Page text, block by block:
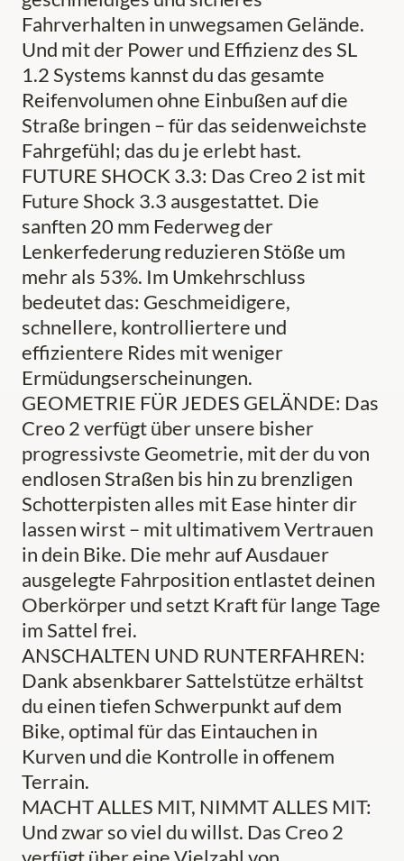
Fahrverhalten in unwegsamen Gelände.
Und mit der Power und Effizienz des SL
1.2 Systems kannst du das gesamte
Reifenvolumen ohne Einbußen auf die
Straße bringen – für das seidenweichste
Fahrgefühl; das du je erlebt hast.
FUTURE SHOCK 3.3: Das Creo 2 ist mit
Future Shock 3.3 ausgestattet. Die
sanften 20 mm Federweg der
Lenkerfederung reduzieren Stöße um
mehr als 53%. Im Umkehrschluss
bedeutet das: Geschmeidigere,
schnellere, kontrolliertere und
effizientere Rides mit weniger
Ermüdungserscheinungen.
GEOMETRIE FÜR JEDES GELÄNDE: Das
Creo 2 verfügt über unsere bisher
progressivste Geometrie, mit der du von
endlosen Straßen bis hin zu brenzligen
Schotterpisten alles mit Ease hinter dir
lassen wirst – mit ultimativem Vertrauen
in dein Bike. Die mehr auf Ausdauer
ausgelegte Fahrposition entlastet deinen
Oberkörper und setzt Kraft für lange Tage
im Sattel frei.
ANSCHALTEN UND RUNTERFAHREN:
Dank absenkbarer Sattelstütze erhältst
du einen tiefen Schwerpunkt auf dem
Bike, optimal für das Eintauchen in
Kurven und die Kontrolle in offenem
Terrain.
MACHT ALLES MIT, NIMMT ALLES MIT:
Und zwar so viel du willst. Das Creo 2